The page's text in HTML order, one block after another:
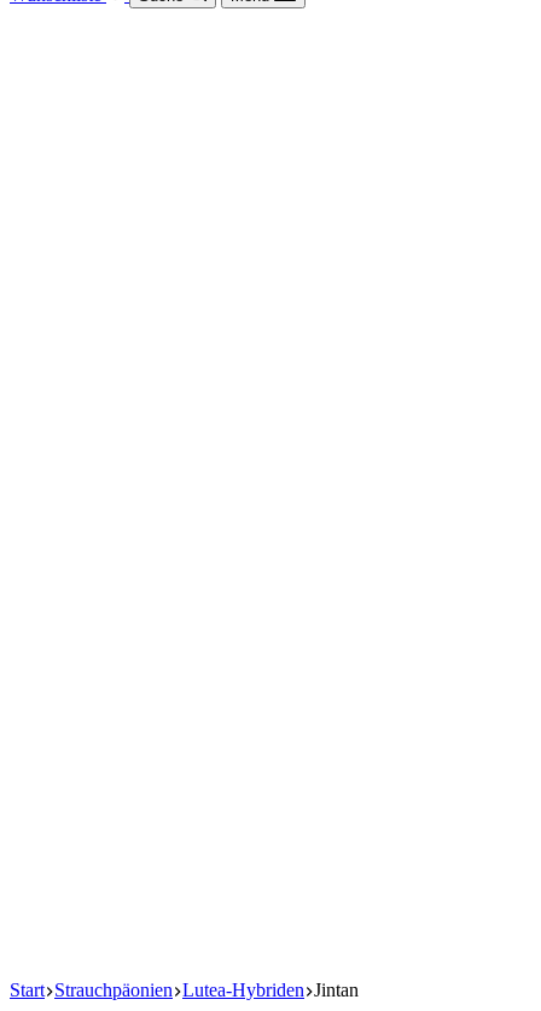
Start Strauchpäonien Lutea-Hybriden Jintan